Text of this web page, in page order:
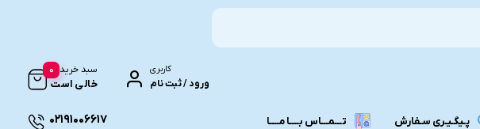
کاربری
ورود / ثبت نام
سبد خرید
خالی است
0
پـیگـیـری سـفارش تـــمـــاس بــــا مــــا 02191006617